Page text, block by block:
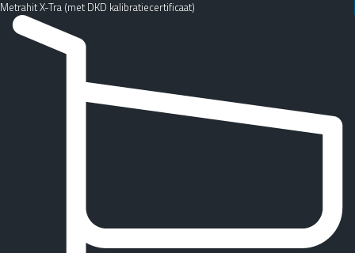
Metrahit X-Tra (met DKD kalibratiecertificaat)